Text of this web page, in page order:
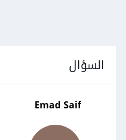
السؤال
Emad Saif